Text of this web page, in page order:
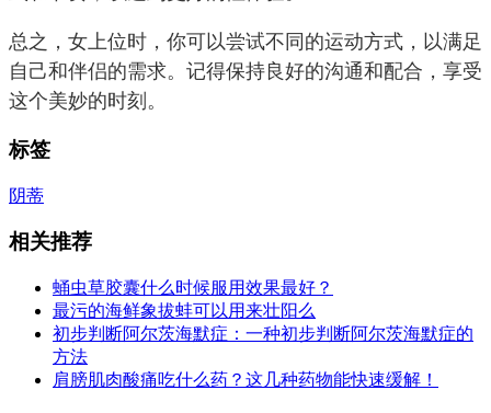
总之，女上位时，你可以尝试不同的运动方式，以满足
自己和伴侣的需求。记得保持良好的沟通和配合，享受
这个美妙的时刻。
标签
阴蒂
相关推荐
蛹虫草胶囊什么时候服用效果最好？
最污的海鲜象拔蚌可以用来壮阳么
初步判断阿尔茨海默症：一种初步判断阿尔茨海默症的
方法
肩膀肌肉酸痛吃什么药？这几种药物能快速缓解！